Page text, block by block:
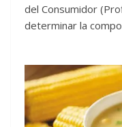
del Consumidor
determinar la